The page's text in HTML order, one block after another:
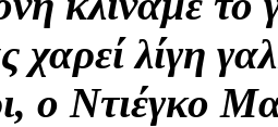
χαρεί λίγη
ο Ντιέγκο